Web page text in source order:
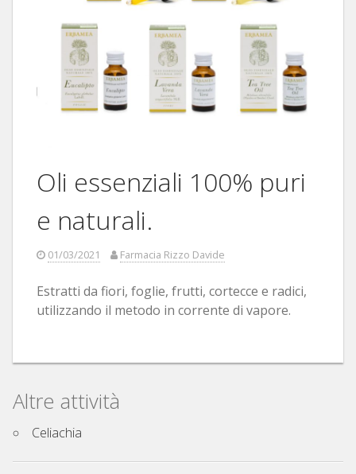
Oli essenziali 100% puri
e naturali.
01/03/2021 Farmacia Rizzo Davide
Estratti da fiori, foglie, frutti, cortecce e radici,
utilizzando il metodo in corrente di vapore.
Altre attività
Celiachia